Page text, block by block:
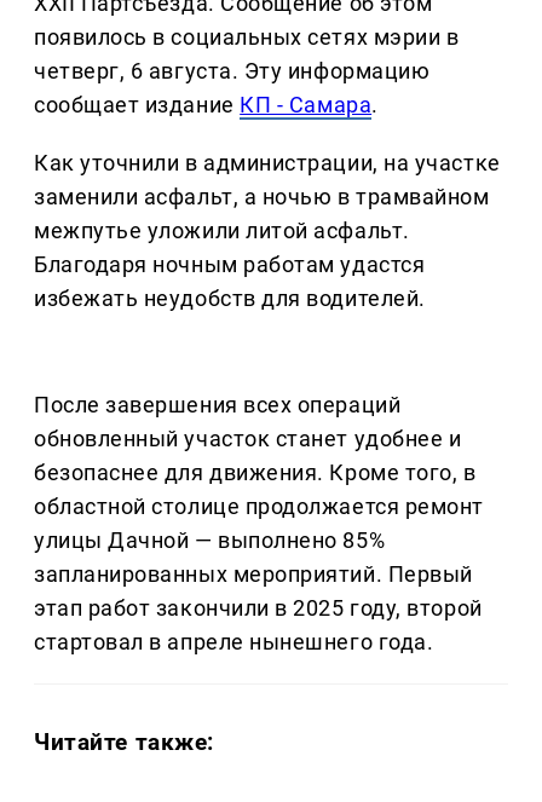
появилось в социальных сетях мэрии в
четверг, 6 августа. Эту информацию
сообщает издание КП - Самара.
Как уточнили в администрации, на участке
заменили асфальт, а ночью в трамвайном
межпутье уложили литой асфальт.
Благодаря ночным работам удастся
избежать неудобств для водителей.
После завершения всех операций
обновленный участок станет удобнее и
безопаснее для движения. Кроме того, в
областной столице продолжается ремонт
улицы Дачной — выполнено 85%
запланированных мероприятий. Первый
этап работ закончили в 2025 году, второй
стартовал в апреле нынешнего года.
Читайте также: